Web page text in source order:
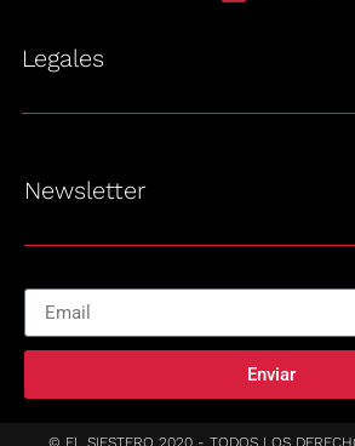
Legales
Newsletter
Enviar